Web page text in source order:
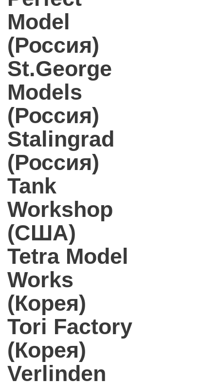
Model
(Россия)
St.George
Models
(Россия)
Stalingrad
(Россия)
Tank
Workshop
(США)
Tetra Model
Works
(Корея)
Tori Factory
(Корея)
Verlinden